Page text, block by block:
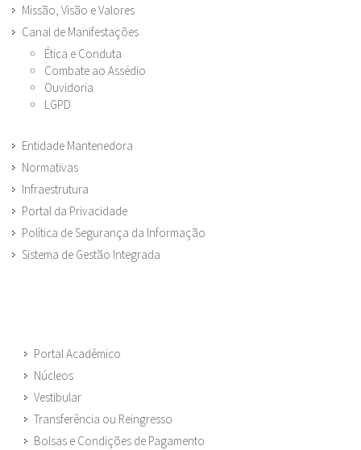
Missão, Visão e Valores
Canal de Manifestações
Ética e Conduta
Combate ao Assédio
Ouvidoria
LGPD
Entidade Mantenedora
Normativas
Infraestrutura
Portal da Privacidade
Política de Segurança da Informação
Sistema de Gestão Integrada
Portal Acadêmico
Núcleos
Vestibular
Transferência ou Reingresso
Bolsas e Condições de Pagamento